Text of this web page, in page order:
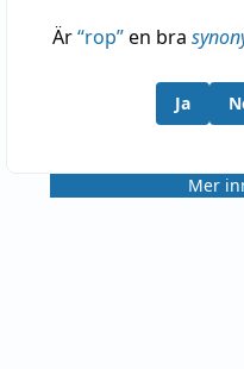
Är“rop”en bra
Ja
Mer